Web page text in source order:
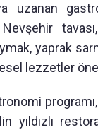
uzanan
yaprak
lezzetler öne
programı,
yıldızlı